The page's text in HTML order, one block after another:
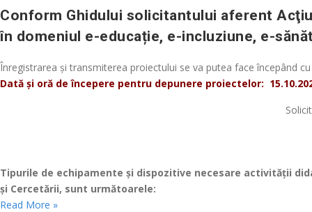
Conform Ghidului solicitantului aferent
în domeniul e-educație, e-incluziune, e-
Înregistrarea și transmiterea proiectului se va putea face începând
Dată şi oră de începere pentru depunere proiectelor:
Tipurile de echipamente și dispozitive necesare activității
și Cercetării, sunt următoarele:
Read More »